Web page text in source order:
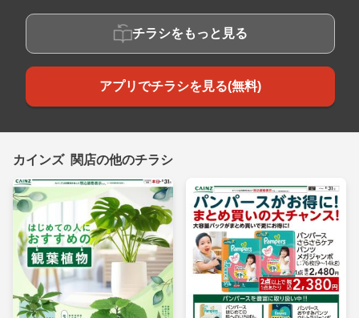
チラシをもっと見る
アプリでチラシを見る(無料)
カインズ 関店の他のチラシ